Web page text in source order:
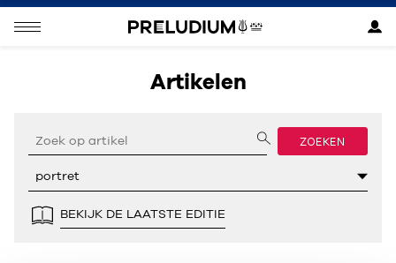
Artikelen
ZOEKEN
BEKIJK DE LAATSTE EDITIE